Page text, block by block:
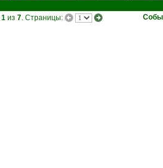
1 из 7. Страницы: